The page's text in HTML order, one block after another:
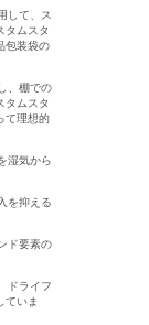
して、ス
タムスタ
包装袋の
、棚での
タムスタ
て理想的
湿気から
を抑える
ド要素の
ドライフ
ていま